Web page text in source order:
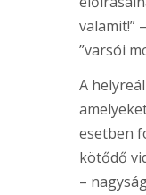
valamit!” –
”varsói
A
esetben
kötődő
–